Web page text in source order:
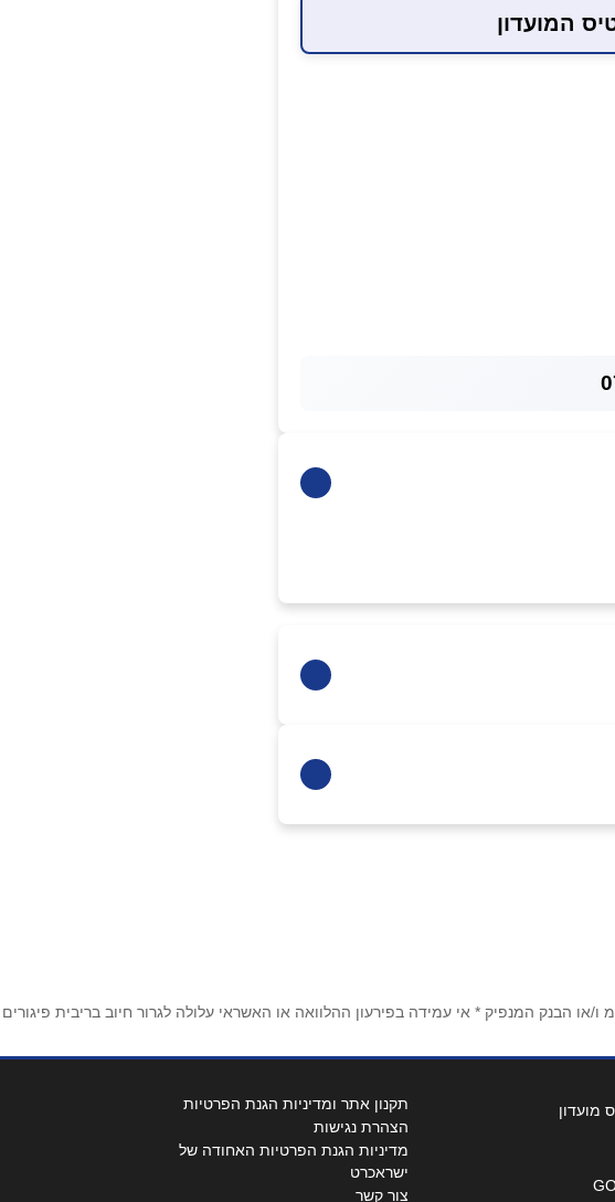
הבנק המנפיק * אי עמידה בפירעון ההלוואה או האשראי עלולה לגרור חיוב בריבית פיגורים
מועדון
תקנון אתר ומדיניות הגנת הפרטיות
הצהרת נגישות
מדיניות הגנת הפרטיות האחודה של
ישראכרט
צור קשר